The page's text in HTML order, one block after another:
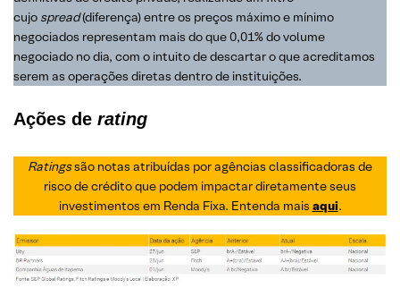
cujo spread(diferença) entre os preços máximo e mínimo
negociados representam mais do que 0,01% do volume
negociado no dia, com o intuito de descartar o que acreditamos
serem as operações diretas dentro de instituições.
Ações de rating
Ratingssão notas atribuídas por agências classificadoras de
risco de crédito que podem impactar diretamente seus
investimentos em Renda Fixa. Entenda mais aqui.